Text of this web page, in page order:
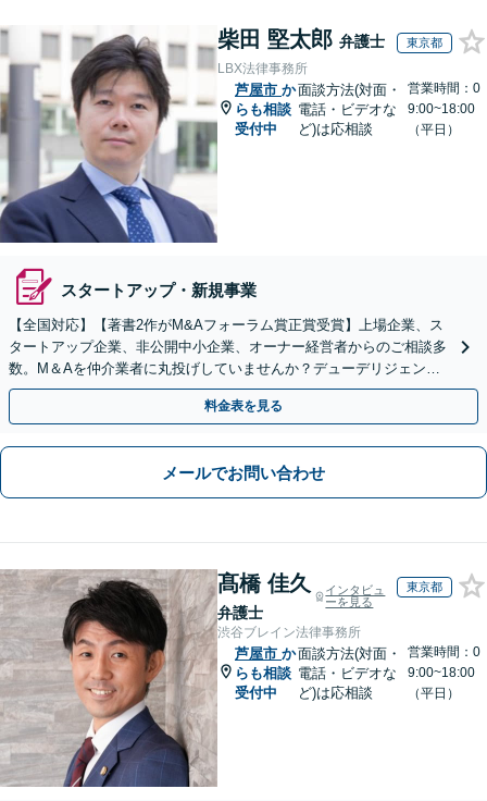
柴田 堅太郎 弁護士 東京都
LBX法律事務所
芦屋市 か
らも相談
受付中
面談方法(対面・
電話・ビデオな
ど)は応相談
営業時間：0
9:00~18:00
（平日）
スタートアップ・新規事業
【全国対応】【著書2作がM&Aフォーラム賞正賞受賞】上場企業、ス
タートアップ企業、非公開中小企業、オーナー経営者からのご相談多
数。M＆Aを仲介業者に丸投げしていませんか？デューデリジェンス
や契約書作成・交渉はお任せください【初回無料】
料金表を見る
メールでお問い合わせ
髙橋 佳久
弁護士
インタビュ
ーを見る
東京都
渋谷ブレイン法律事務所
芦屋市 か
らも相談
受付中
面談方法(対面・
電話・ビデオな
ど)は応相談
営業時間：0
9:00~18:00
（平日）